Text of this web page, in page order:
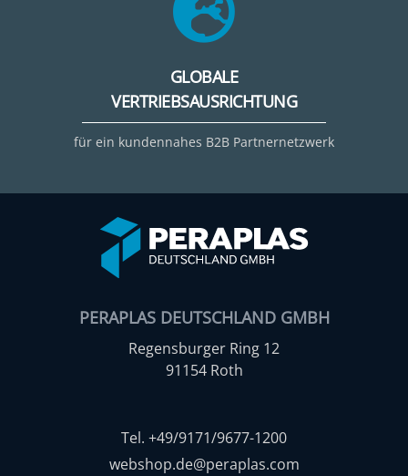
GLOBALE
VERTRIEBSAUSRICHTUNG
für ein kundennahes B2B Partnernetzwerk
PERAPLAS DEUTSCHLAND GMBH
Regensburger Ring 12
91154 Roth
Tel. +49/9171/9677-1200
webshop.de@peraplas.com